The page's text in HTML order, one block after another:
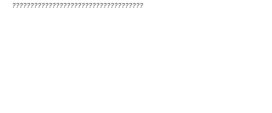
????????????????????????????????????